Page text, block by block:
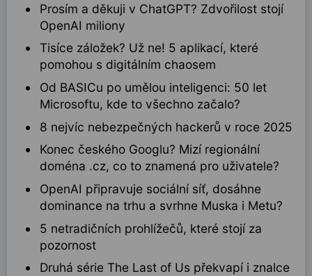
Prosím a děkuji v ChatGPT? Zdvořilost stojí
OpenAI miliony
Tisíce záložek? Už ne! 5 aplikací, které
pomohou s digitálním chaosem
Od BASICu po umělou inteligenci: 50 let
Microsoftu, kde to všechno začalo?
8 nejvíc nebezpečných hackerů v roce 2025
Konec českého Googlu? Mizí regionální
doména .cz, co to znamená pro uživatele?
OpenAI připravuje sociální síť, dosáhne
dominance na trhu a svrhne Muska i Metu?
5 netradičních prohlížečů, které stojí za
pozornost
Druhá série The Last of Us překvapí i znalce